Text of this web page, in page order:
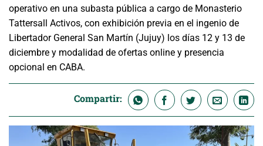
operativo en una subasta pública a cargo de Monasterio
Tattersall Activos, con exhibición previa en el ingenio de
Libertador General San Martín (Jujuy) los días 12 y 13 de
diciembre y modalidad de ofertas online y presencia
opcional en CABA.
Compartir: